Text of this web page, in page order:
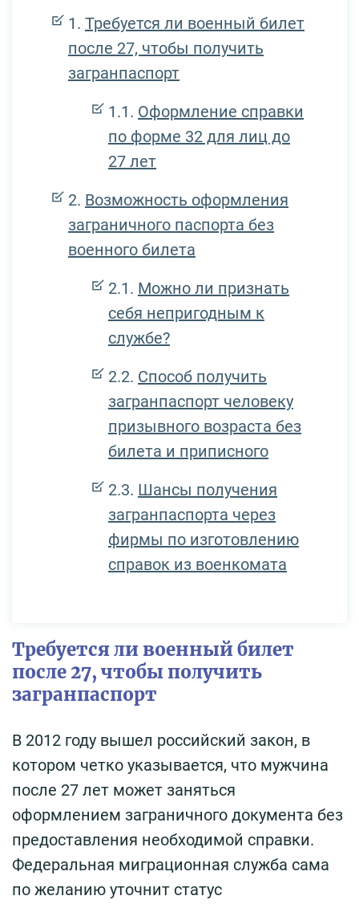
Требуется ли военный билет
после 27, чтобы получить
загранпаспорт
Оформление справки
по форме 32 для лиц до
27 лет
Возможность оформления
заграничного паспорта без
военного билета
Можно ли признать
себя непригодным к
службе?
Способ получить
загранпаспорт человеку
призывного возраста без
билета и приписного
Шансы получения
загранпаспорта через
фирмы по изготовлению
справок из военкомата
Требуется ли военный билет
после 27, чтобы получить
загранпаспорт
В 2012 году вышел российский закон, в
котором четко указывается, что мужчина
после 27 лет может заняться
оформлением заграничного документа без
предоставления необходимой справки.
Федеральная миграционная служба сама
по желанию уточнит статус